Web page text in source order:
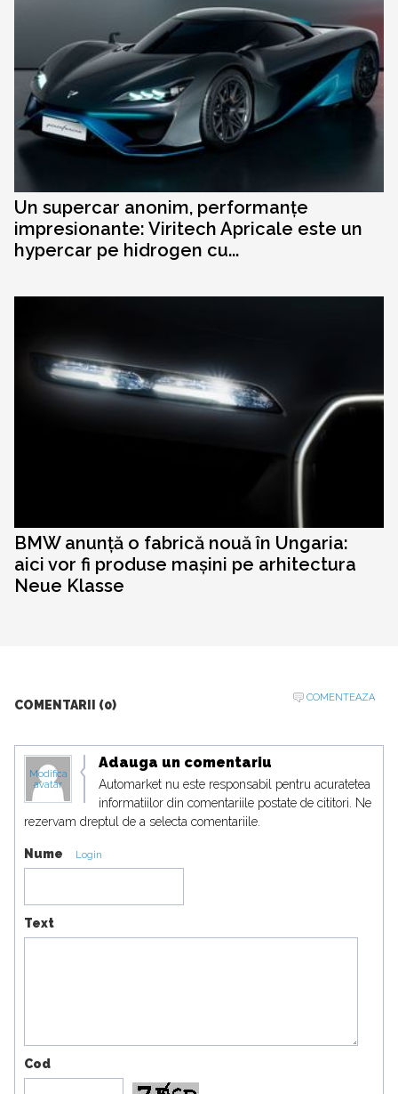
Un supercar anonim, performanțe
impresionante: Viritech Apricale este un
hypercar pe hidrogen cu...
BMW anunță o fabrică nouă în Ungaria:
aici vor fi produse mașini pe arhitectura
Neue Klasse
COMENTARII (0)
COMENTEAZA
Modifica
avatar
Adauga un comentariu
Automarket nu este responsabil pentru acuratetea
informatiilor din comentariile postate de cititori. Ne
rezervam dreptul de a selecta comentariile.
Nume Login
Text
Cod